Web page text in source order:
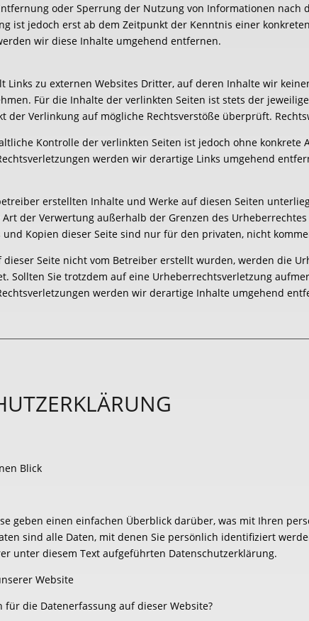
oder Sperrung der Nutzung von Informationen
ist jedoch erst ab dem Zeitpunkt der Kenntnis einer
wir diese Inhalte umgehend entfernen.
Links zu externen Websites Dritter, auf deren Inhalte wir
Für die Inhalte der verlinkten Seiten ist stets der
der Verlinkung auf mögliche Rechtsverstöße überprüft.
Kontrolle der verlinkten Seiten ist jedoch ohne
werden wir derartige Links umgehend
erstellten Inhalte und Werke auf diesen Seiten
der Verwertung außerhalb der Grenzen des
und Kopien dieser Seite sind nur für den privaten, nicht
dieser Seite nicht vom Betreiber erstellt wurden, werden die
Sollten Sie trotzdem auf eine Urheberrechtsverletzung
werden wir derartige Inhalte umgehend
Blick
geben einen einfachen Überblick darüber, was mit Ihren
sind alle Daten, mit denen Sie persönlich identifiziert
unter diesem Text aufgeführten Datenschutzerklärung.
Website
die Datenerfassung auf dieser Website?